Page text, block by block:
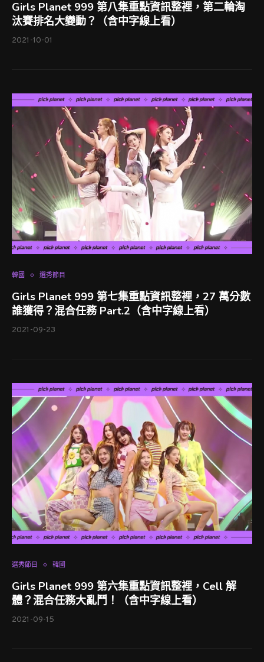
Girls Planet 999 第八集重點資訊整裡，第二輪淘
汰賽排名大變動？（含中字線上看）
2021-10-01
韓國 選秀節目
Girls Planet 999 第七集重點資訊整裡，27 萬分數
誰獲得？混合任務 Part.2（含中字線上看）
2021-09-23
選秀節目 韓國
Girls Planet 999 第六集重點資訊整裡，Cell 解
體？混合任務大亂鬥！（含中字線上看）
2021-09-15